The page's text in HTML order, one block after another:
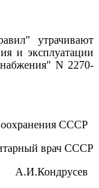
утрачивают
и эксплуатации
N 2270-
СССР
врач СССР
А.И.Кондрусев